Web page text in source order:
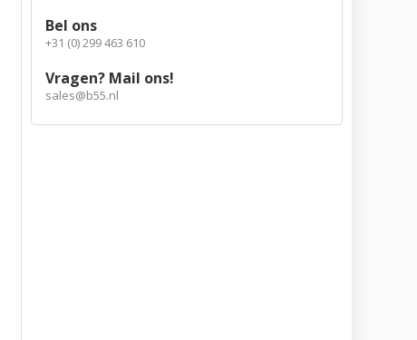
Bel ons
+31 (0) 299 463 610
Vragen? Mail ons!
sales@b55.nl